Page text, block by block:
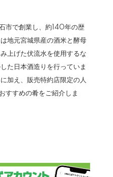
市で創業し、約140年の歴
地元宮城県産の酒米と酵母
上げた伏流水を使用するな
た日本酒造りを行っていま
加え、販売特約店限定の人
すすめの肴をご紹介しま